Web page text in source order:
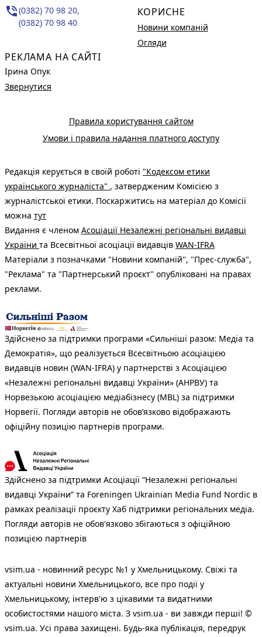
phone_in_talk(0382) 70 98 20,
(0382) 70 98 40
РЕКЛАМА НА САЙТІ
Ірина Опук
Звернутися
КОРИСНЕ
Новини компаній
Огляди
Правила користування сайтом
Умови і правила надання платного доступу
Редакція керується в своїй роботі "Кодексом етики
українського журналіста" , затвердженим Комісією з
журналістської етики. Поскаржитись на матеріал до Комісії
можна тут
Видання є членом Асоціації Незалежні регіональні видавці
України та Всесвітньої асоціації видавців WAN-IFRA
Матеріали з позначками "Новини компаній", "Прес-служба",
"Реклама" та "Партнерський проєкт" опубліковані на правах
реклами.
Здійснено за підтримки програми «Сильніші разом: Медіа та
Демократія», що реалізується Всесвітньою асоціацією
видавців новин (WAN-IFRA) у партнерстві з Асоціацією
«Незалежні регіональні видавці України» (АНРВУ) та
Норвезькою асоціацією медіабізнесу (MBL) за підтримки
Норвегії. Погляди авторів не обов’язково відображають
офіційну позицію партнерів програми.
Здійснено за підтримки Асоціації “Незалежні регіональні
видавці України” та Foreningen Ukrainian Media Fund Nordic в
рамках реалізації проєкту Хаб підтримки регіональних медіа.
Погляди авторів не обов'язково збігаються з офіційною
позицією партнерів
vsim.ua - новинний ресурс №1 у Хмельницькому. Свіжі та
актуальні новини Хмельницького, все про події у
Хмельницькому, інтерв'ю з цікавими та видатними
особистостями нашого міста. З vsim.ua - ви завжди перші! ©
vsim.ua. Усі права захищені. Будь-яка публiкацiя, передрук